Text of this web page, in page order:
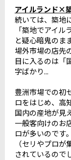
アイルランド×
続いては、築地
「築地でアイル
と疑心暗鬼のま
場外市場の店先
目に入るのは「
字ばかり...
豊洲市場での初
ロをはじめ、高
国内の産地が見
一般客向けのお
ロが多いのです。
（セリやプロ
されているので